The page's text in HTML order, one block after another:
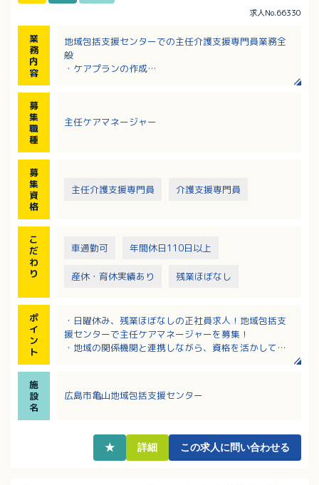
求人No.66330
業
務
内
容
地域包括支援センターでの主任介護支援専門員業務全
般
・ケアプランの作成
・地域の諸団体とのネットワークづくり
募
集
職
種
主任ケアマネージャー
募
集
資
格
主任介護支援専門員 介護支援専門員
こ
だ
わ
り
車通勤可 年間休日110日以上
産休・育休実績あり 残業ほぼなし
ポ
イ
ン
ト
・日曜休み、残業ほぼなしの正社員求人！地域包括支
援センターで主任ケアマネージャーを募集！
・地域の関係機関と連携しながら、資格を活かして高
・月平均時間外労働は1時間と少なく、プライベートと
続による特別休暇もあります
・マイカー通勤可・駐車場完備で通勤手当は実費支給
施
設
名
広島市亀山地域包括支援センター
★ 詳細 この求人に問い合わせる